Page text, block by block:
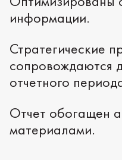
информации.
Стратегические
сопровождаются
отчетного
Отчет обогащен
материалами.